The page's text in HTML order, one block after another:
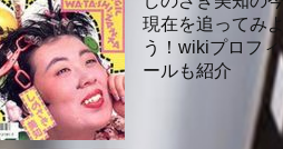
現在を追ってみよ
う！wikiプロフィ
ールも紹介